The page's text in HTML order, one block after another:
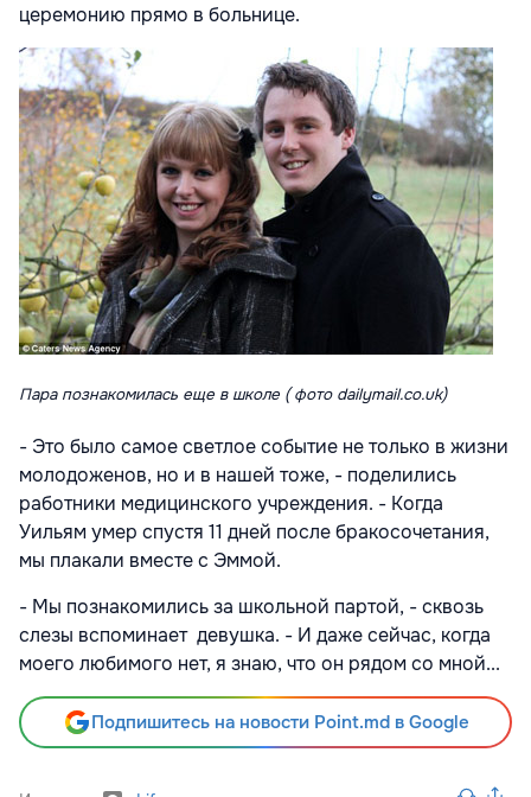
церемонию прямо в больнице.
Пара познакомилась еще в школе ( фото dailymail.co.uk)
- Это было самое светлое событие не только в жизни
молодоженов, но и в нашей тоже, - поделились
работники медицинского учреждения. - Когда
Уильям умер спустя 11 дней после бракосочетания,
мы плакали вместе с Эммой.
- Мы познакомились за школьной партой, - сквозь
слезы вспоминает девушка. - И даже сейчас, когда
моего любимого нет, я знаю, что он рядом со мной...
Подпишитесь на новости Point.md в Google